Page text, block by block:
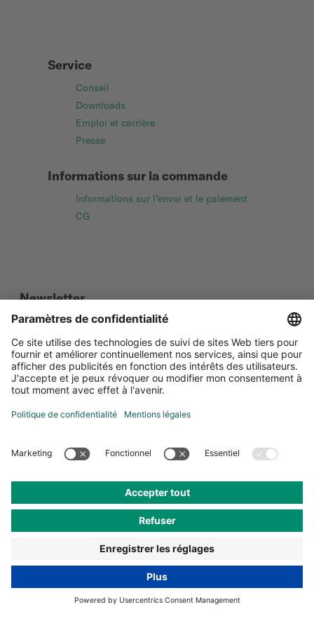
Service
Conseil
Downloads
Emploi et carrière
Presse
Informations sur la commande
Informations sur l’envoi et le paiement
CG
Newsletter
Social Media
Paramètres de confidentialité
Protection de données
© Andermatt Biocontrol Suisse